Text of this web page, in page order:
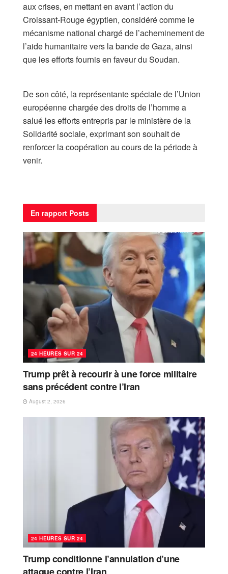
aux crises, en mettant en avant l’action du
Croissant-Rouge égyptien, considéré comme le
mécanisme national chargé de l’acheminement de
l’aide humanitaire vers la bande de Gaza, ainsi
que les efforts fournis en faveur du Soudan.
De son côté, la représentante spéciale de l’Union
européenne chargée des droits de l’homme a
salué les efforts entrepris par le ministère de la
Solidarité sociale, exprimant son souhait de
renforcer la coopération au cours de la période à
venir.
En rapport Posts
24 HEURES SUR 24
Trump prêt à recourir à une force militaire
sans précédent contre l’Iran
August 2, 2026
24 HEURES SUR 24
Trump conditionne l’annulation d’une